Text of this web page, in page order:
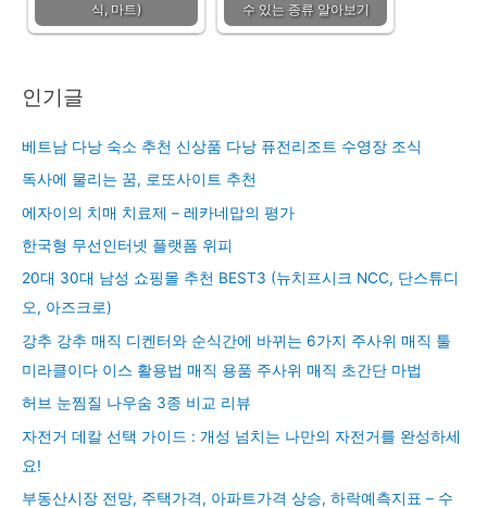
식, 마트)
수 있는 종류 알아보기
인기글
베트남 다낭 숙소 추천 신상품 다낭 퓨전리조트 수영장 조식
독사에 물리는 꿈, 로또사이트 추천
에자이의 치매 치료제 – 레카네맙의 평가
한국형 무선인터넷 플랫폼 위피
20대 30대 남성 쇼핑몰 추천 BEST3 (뉴치프시크 NCC, 단스튜디
오, 아즈크로)
강추 강추 매직 디켄터와 순식간에 바뀌는 6가지 주사위 매직 툴
미라클이다 이스 활용법 매직 용품 주사위 매직 초간단 마법
허브 눈찜질 나우숨 3종 비교 리뷰
자전거 데칼 선택 가이드 : 개성 넘치는 나만의 자전거를 완성하세
요!
부동산시장 전망, 주택가격, 아파트가격 상승, 하락예측지표 – 수